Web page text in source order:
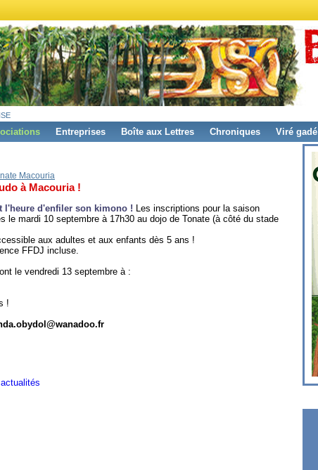
Entreprises Boîte aux Lettres Chroniques Viré gadé
Macouria
à Macouria !
l'heure d'enfiler son kimono !
Les inscriptions pour la saison
le mardi 10 septembre à 17h30 au dojo de Tonate (à côté du stade
aux adultes et aux enfants dès 5 ans !
FFDJ incluse.
le vendredi 13 septembre à :
!